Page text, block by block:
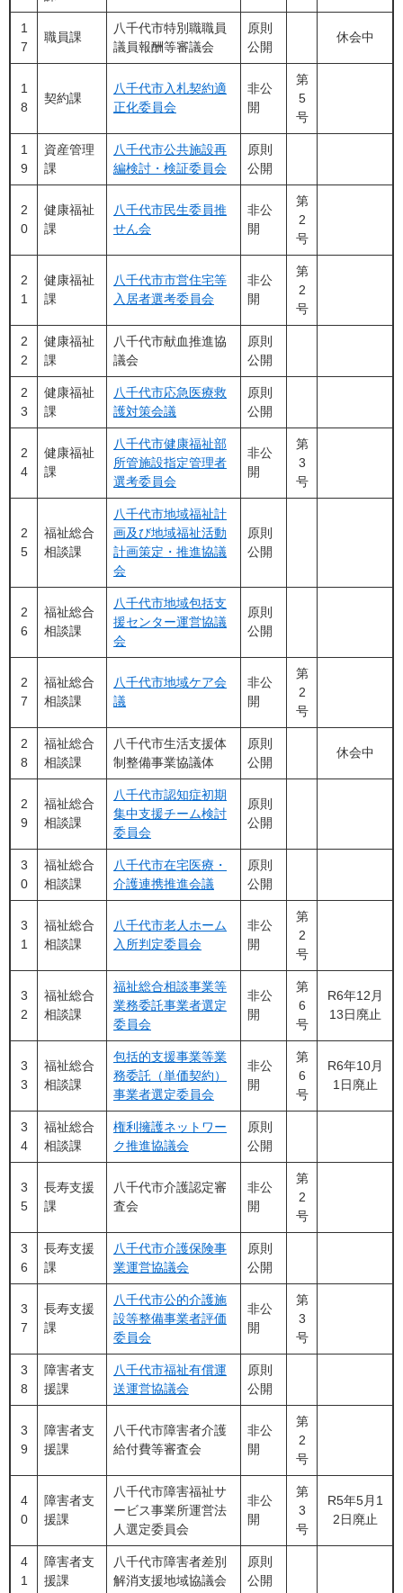
1
7
職員課
八千代市特別職職員
議員報酬等審議会
原則
公開
休会中
1
8
契約課
八千代市入札契約適
正化委員会
非公
開
第
5
号
1
9
資産管理
課
八千代市公共施設再
編検討・検証委員会
原則
公開
2
0
健康福祉
課
八千代市民生委員推
せん会
非公
開
第
2
号
2
1
健康福祉
課
八千代市市営住宅等
入居者選考委員会
非公
開
第
2
号
2
2
健康福祉
課
八千代市献血推進協
議会
原則
公開
2
3
健康福祉
課
八千代市応急医療救
護対策会議
原則
公開
2
4
健康福祉
課
八千代市健康福祉部
所管施設指定管理者
選考委員会
非公
開
第
3
号
2
5
福祉総合
相談課
八千代市地域福祉計
画及び地域福祉活動
計画策定・推進協議
会
原則
公開
2
6
福祉総合
相談課
八千代市地域包括支
援センター運営協議
会
原則
公開
2
7
福祉総合
相談課
八千代市地域ケア会
議
非公
開
第
2
号
2
8
福祉総合
相談課
八千代市生活支援体
制整備事業協議体
原則
公開
休会中
2
9
福祉総合
相談課
八千代市認知症初期
集中支援チーム検討
委員会
原則
公開
3
0
福祉総合
相談課
八千代市在宅医療・
介護連携推進会議
原則
公開
3
1
福祉総合
相談課
八千代市老人ホーム
入所判定委員会
非公
開
第
2
号
3
2
福祉総合
相談課
福祉総合相談事業等
業務委託事業者選定
委員会
非公
開
第
6
号
R6年12月
13日廃止
3
3
福祉総合
相談課
包括的支援事業等業
務委託（単価契約）
事業者選定委員会
非公
開
第
6
号
R6年10月
1日廃止
3
4
福祉総合
相談課
権利擁護ネットワー
ク推進協議会
原則
公開
3
5
長寿支援
課
八千代市介護認定審
査会
非公
開
第
2
号
3
6
長寿支援
課
八千代市介護保険事
業運営協議会
原則
公開
3
7
長寿支援
課
八千代市公的介護施
設等整備事業者評価
委員会
非公
開
第
3
号
3
8
障害者支
援課
八千代市福祉有償運
送運営協議会
原則
公開
3
9
障害者支
援課
八千代市障害者介護
給付費等審査会
非公
開
第
2
号
4
0
障害者支
援課
八千代市障害福祉サ
ービス事業所運営法
人選定委員会
非公
開
第
3
号
R5年5月1
2日廃止
4
1
障害者支
援課
八千代市障害者差別
解消支援地域協議会
原則
公開